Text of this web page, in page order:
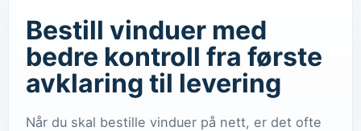
Bestill vinduer med
bedre kontroll fra første
avklaring til levering
Når du skal bestille vinduer på nett, er det ofte